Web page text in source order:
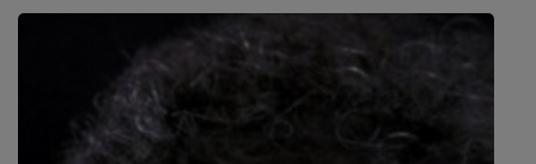
EMISSIONS
EQUIPES